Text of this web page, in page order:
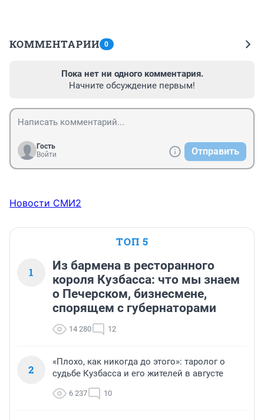
КОММЕНТАРИИ 0
Пока нет ни одного комментария.
Начните обсуждение первым!
Гость
Войти
Отправить
Новости СМИ2
ТОП 5
1
Из бармена в ресторанного
короля Кузбасса: что мы знаем
о Печерском, бизнесмене,
спорящем с губернаторами
14 280 12
2
«Плохо, как никогда до этого»: таролог о
судьбе Кузбасса и его жителей в августе
6 237 10